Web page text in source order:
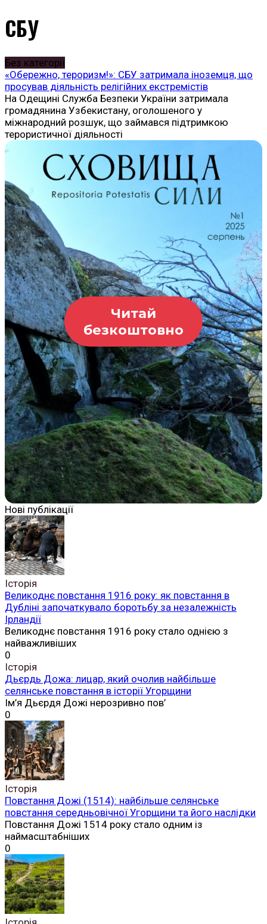
СБУ
Без категорії
«Обережно, тероризм!»: СБУ затримала іноземця, що
просував діяльність релігійних екстремістів
На Одещині Служба Безпеки України затримала
громадянина Узбекистану, оголошеного у
міжнародний розшук, що займався підтримкою
терористичної діяльності
Читай
безкоштовно
Нові публікації
Історія
Великоднє повстання 1916 року: як повстання в
Дубліні започаткувало боротьбу за незалежність
Ірландії
Великоднє повстання 1916 року стало однією з
найважливіших
0
Історія
Дьєрдь Дожа: лицар, який очолив найбільше
селянське повстання в історії Угорщини
Ім’я Дьєрдя Дожі нерозривно пов’
0
Історія
Повстання Дожі (1514): найбільше селянське
повстання середньовічної Угорщини та його наслідки
Повстання Дожі 1514 року стало одним із
наймасштабніших
0